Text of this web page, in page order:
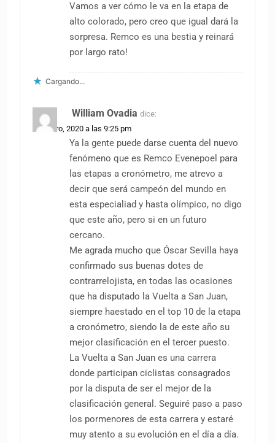
Vamos a ver cómo le va en la etapa de
alto colorado, pero creo que igual dará la
sorpresa. Remco es una bestia y reinará
por largo rato!
Cargando...
William Ovadia dice:
28 enero, 2020 a las 9:25 pm
Ya la gente puede darse cuenta del nuevo
fenómeno que es Remco Evenepoel para
las etapas a cronómetro, me atrevo a
decir que será campeón del mundo en
esta especialiad y hasta olímpico, no digo
que este año, pero si en un futuro
cercano.
Me agrada mucho que Óscar Sevilla haya
confirmado sus buenas dotes de
contrarrelojista, en todas las ocasiones
que ha disputado la Vuelta a San Juan,
siempre haestado en el top 10 de la etapa
a cronómetro, siendo la de este año su
mejor clasificación en el tercer puesto.
La Vuelta a San Juan es una carrera
donde participan ciclistas consagrados
por la disputa de ser el mejor de la
clasificación general. Seguiré paso a paso
los pormenores de esta carrera y estaré
muy atento a su evolución en el día a día.